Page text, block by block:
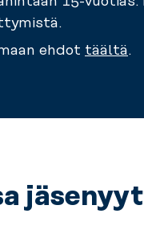
ehdot täältä.